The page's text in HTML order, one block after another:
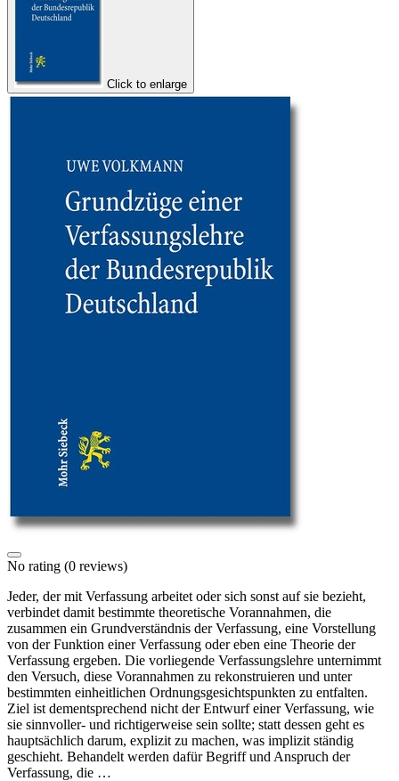
Click to enlarge
No rating (0 reviews)
Jeder, der mit Verfassung arbeitet oder sich sonst auf sie bezieht,
verbindet damit bestimmte theoretische Vorannahmen, die
zusammen ein Grundverständnis der Verfassung, eine Vorstellung
von der Funktion einer Verfassung oder eben eine Theorie der
Verfassung ergeben. Die vorliegende Verfassungslehre unternimmt
den Versuch, diese Vorannahmen zu rekonstruieren und unter
bestimmten einheitlichen Ordnungsgesichtspunkten zu entfalten.
Ziel ist dementsprechend nicht der Entwurf einer Verfassung, wie
sie sinnvoller- und richtigerweise sein sollte; statt dessen geht es
hauptsächlich darum, explizit zu machen, was implizit ständig
geschieht. Behandelt werden dafür Begriff und Anspruch der
Verfassung, die …